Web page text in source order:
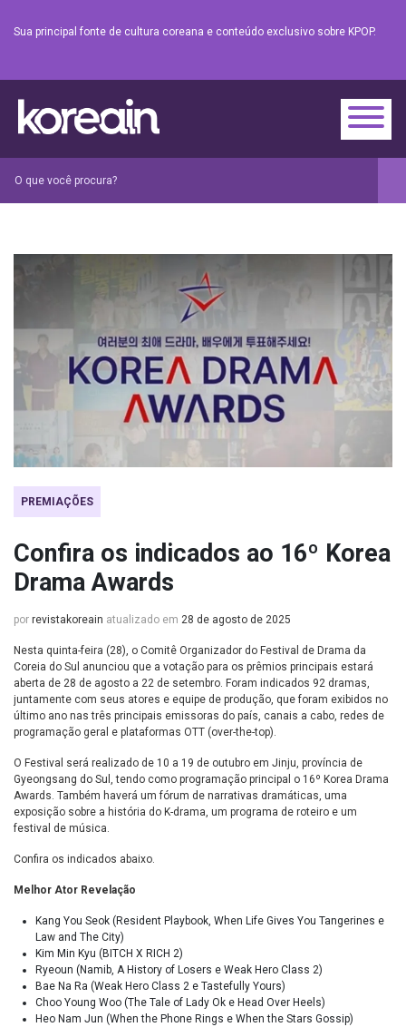
Sua principal fonte de cultura coreana e conteúdo exclusivo sobre KPOP.
PREMIAÇÕES
Confira os indicados ao 16º Korea
Drama Awards
por revistakoreain atualizado em 28 de agosto de 2025
Nesta quinta-feira (28), o Comitê Organizador do Festival de Drama da
Coreia do Sul anunciou que a votação para os prêmios principais estará
aberta de 28 de agosto a 22 de setembro. Foram indicados 92 dramas,
juntamente com seus atores e equipe de produção, que foram exibidos no
último ano nas três principais emissoras do país, canais a cabo, redes de
programação geral e plataformas OTT (over-the-top).
O Festival será realizado de 10 a 19 de outubro em Jinju, província de
Gyeongsang do Sul, tendo como programação principal o 16º Korea Drama
Awards. Também haverá um fórum de narrativas dramáticas, uma
exposição sobre a história do K-drama, um programa de roteiro e um
festival de música.
Confira os indicados abaixo.
Melhor Ator Revelação
Kang You Seok (Resident Playbook, When Life Gives You Tangerines e
Law and The City)
Kim Min Kyu (BITCH X RICH 2)
Ryeoun (Namib, A History of Losers e Weak Hero Class 2)
Bae Na Ra (Weak Hero Class 2 e Tastefully Yours)
Choo Young Woo (The Tale of Lady Ok e Head Over Heels)
Heo Nam Jun (When the Phone Rings e When the Stars Gossip)